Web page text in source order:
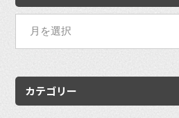
カテゴリー